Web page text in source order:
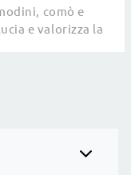
comò e
e valorizza la